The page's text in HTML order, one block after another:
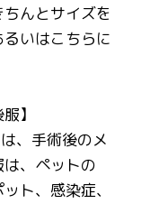
んとサイズを
いはこちらに
】
、手術後のメ
、ペットの
ト、感染症、